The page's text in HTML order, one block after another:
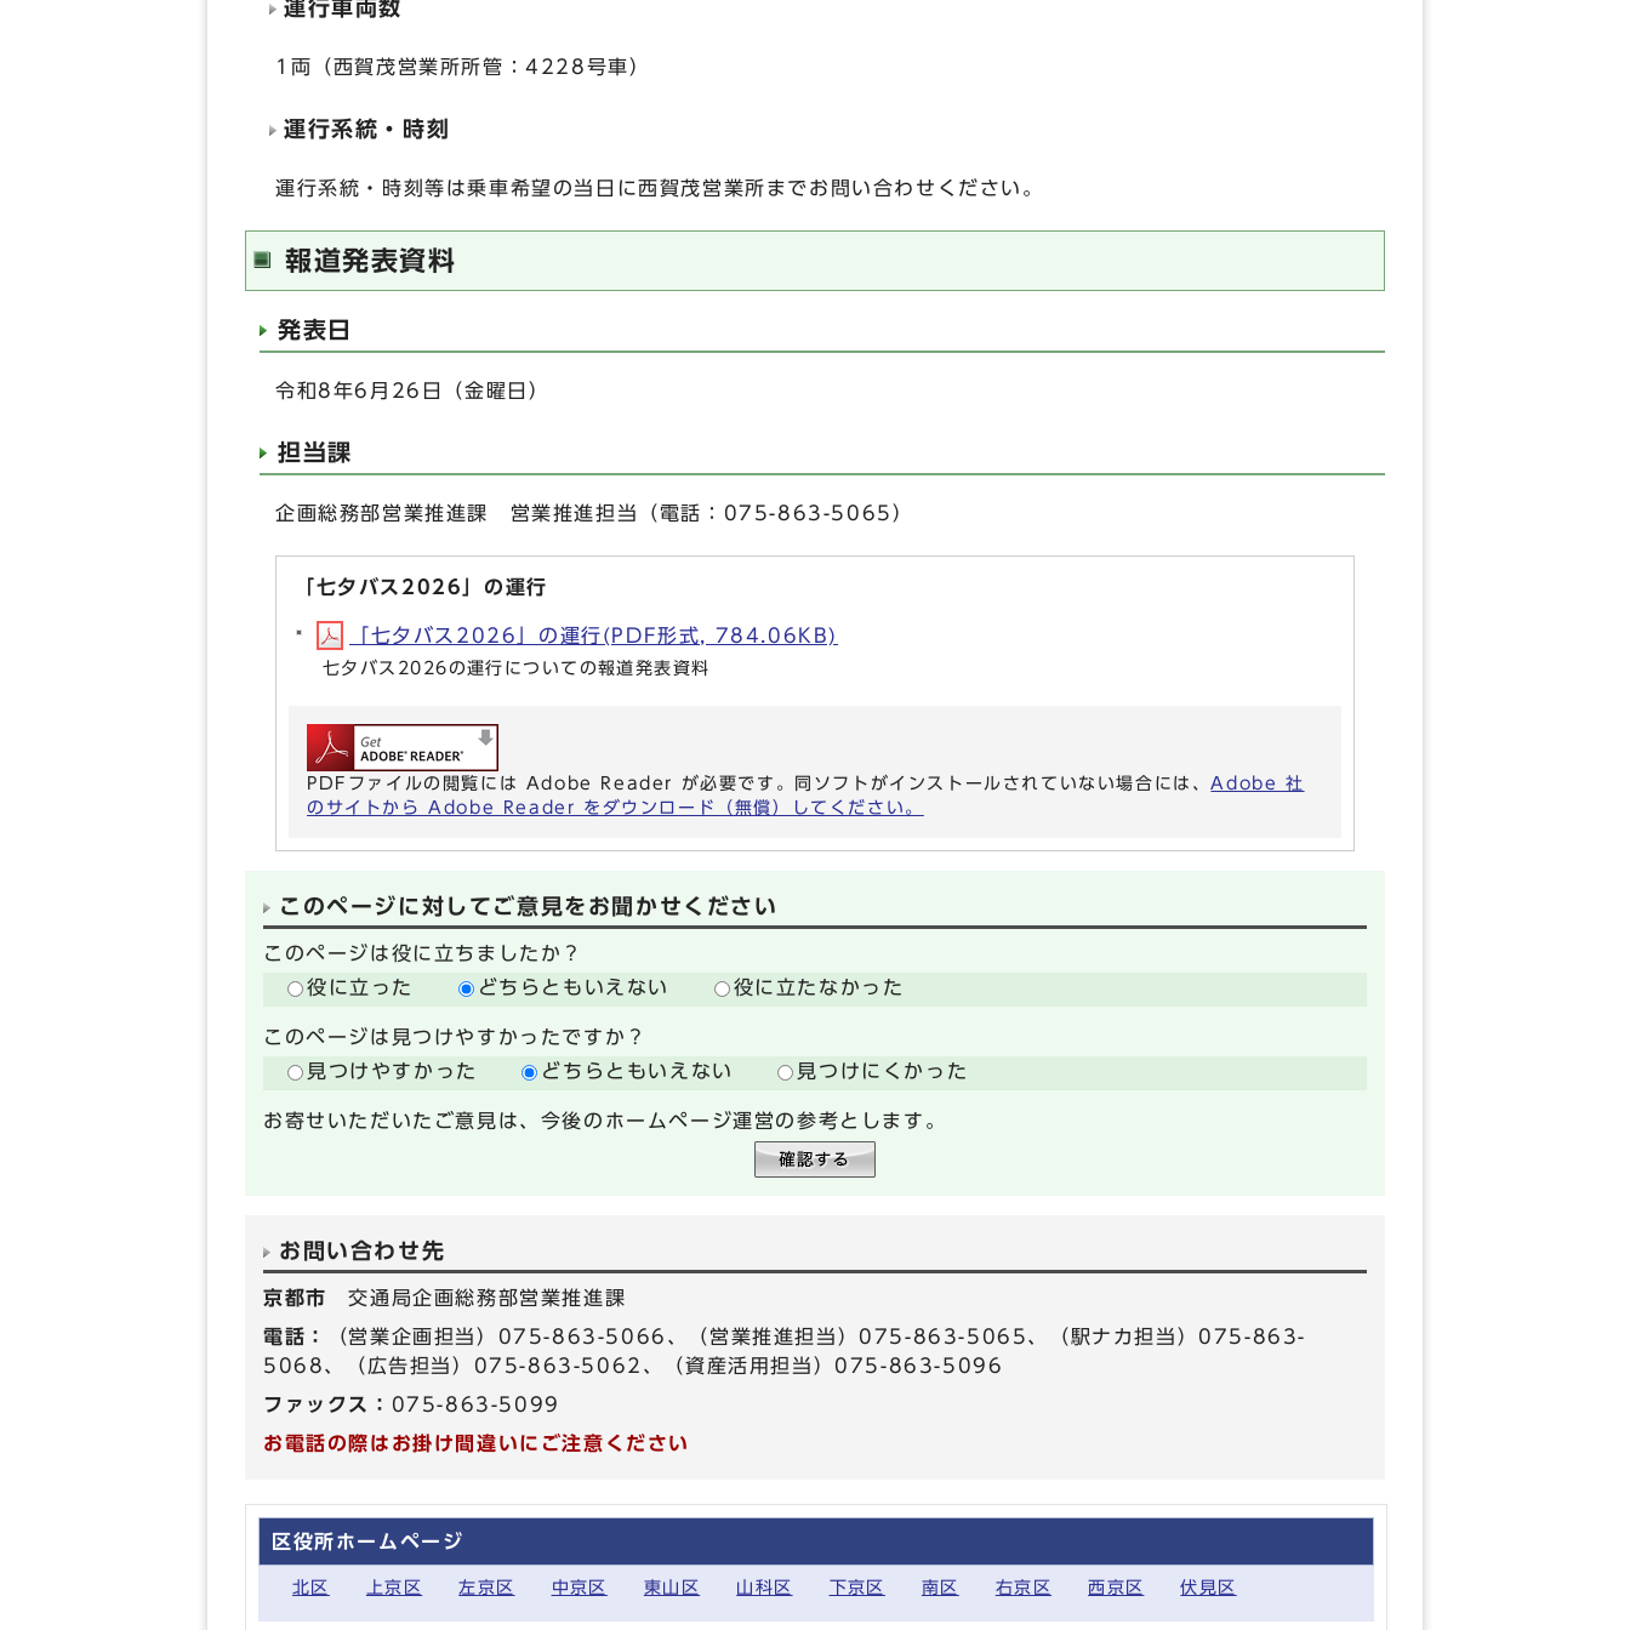
運行車両数
1両（西賀茂営業所所管：4228号車）
運行系統・時刻
運行系統・時刻等は乗車希望の当日に西賀茂営業所までお問い合わせください。
報道発表資料
発表日
令和8年6月26日（金曜日）
担当課
企画総務部営業推進課 営業推進担当（電話：075-863-5065）
「七夕バス2026」の運行
「七夕バス2026」の運行(PDF形式, 784.06KB)
七夕バス2026の運行についての報道発表資料
PDFファイルの閲覧には Adobe Reader が必要です。同ソフトがインストールされていない場合には、 Adobe 社
のサイトから Adobe Reader をダウンロード（無償）してください。
このページに対してご意見をお聞かせください
このページは役に立ちましたか？
役に立った
どちらともいえない 役に立たなかった
このページは見つけやすかったですか？
見つけやすかった
どちらともいえない 見つけにくかった
お寄せいただいたご意見は、今後のホームページ運営の参考とします。
お問い合わせ先
京都市交通局企画総務部営業推進課
電話：
（営業企画担当）075-863-5066、（営業推進担当）075-863-5065、（駅ナカ担当）075-863-
5068、（広告担当）075-863-5062、（資産活用担当）075-863-5096
ファックス： 075-863-5099
お電話の際はお掛け間違いにご注意ください
区役所ホームページ
北区 上京区 左京区 中京区 東山区 山科区 下京区 南区 右京区 西京区 伏見区